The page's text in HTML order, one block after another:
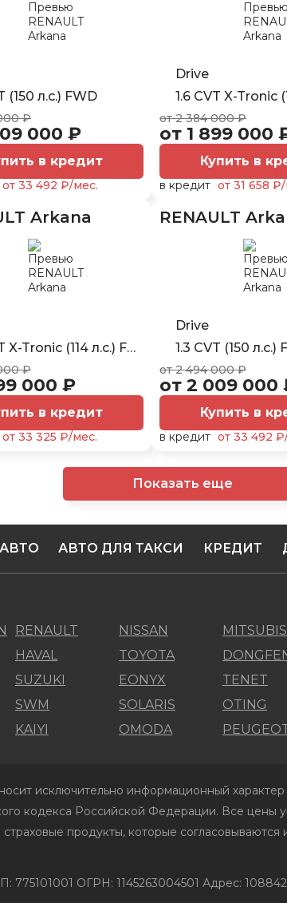
(150 л.с.) FWD
₽
000 ₽
в кредит
от 33 492 ₽/мес.
Drive
1.6 CVT X-Tronic
от 2 384 000 ₽
от 1 899 000
Купить в
в кредит от 31 658
Arkana
X-Tronic (114 л.с.) FWD
₽
000 ₽
в кредит
от 33 325 ₽/мес.
RENAULT
Drive
1.3 CVT (150 л.с.)
от 2 494 000 ₽
от 2 009 000
Купить в
в кредит от 33 492
Показать еще
АВТО ДЛЯ ТАКСИ КРЕДИТ
RENAULT NISSAN
HAVAL TOYOTA
SUZUKI EONYX TENET
SWM SOLARIS OTING
KAIYI OMODA
исключительно информационный
кодекса Российской Федерации. Все цены
продукты, которые согласовываются
ОГРН: 1145263004501 Адрес: 108842,